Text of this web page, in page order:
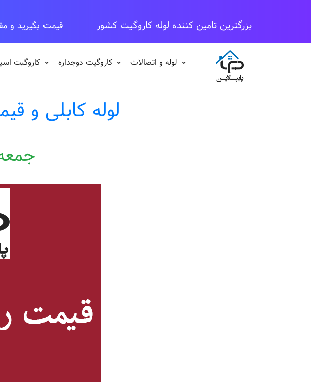
بزرگترین تامین کننده لوله کاروگیت کشور قیمت بگیرید و
لوله و اتصالات کاروگیت دوجداره کاروگیت
لوله کابلی و
جمعه 1405/